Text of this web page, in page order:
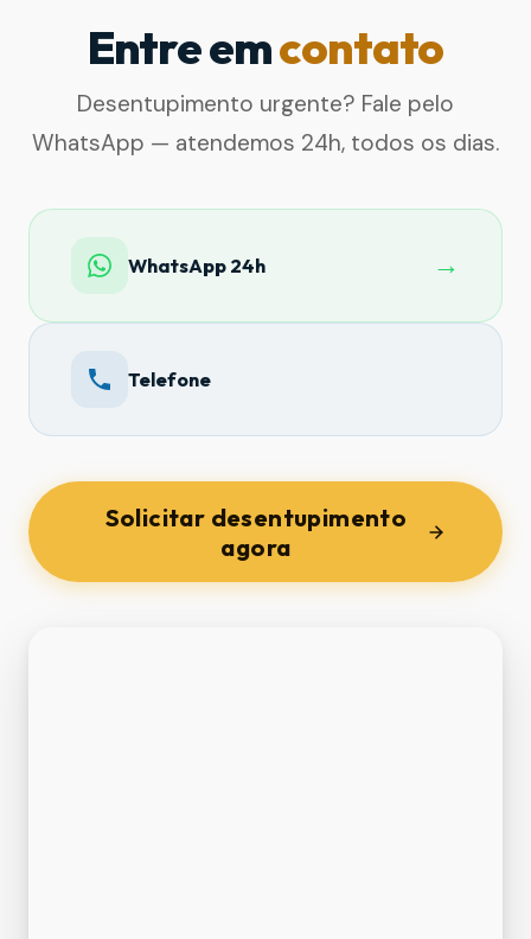
Entre emcontato
Desentupimento urgente? Fale pelo
WhatsApp — atendemos 24h, todos os dias.
WhatsApp 24h →
Telefone
Solicitar desentupimento
agora